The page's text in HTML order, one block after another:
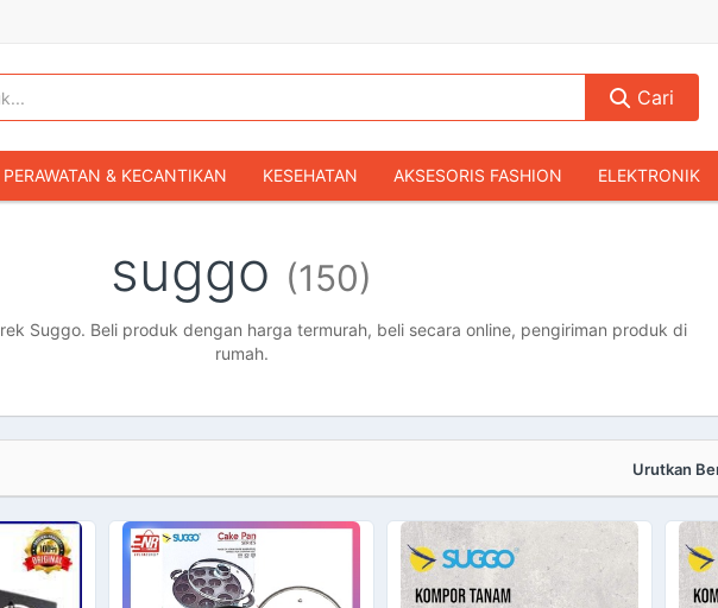
Cari
PERAWATAN & KECANTIKAN KESEHATAN AKSESORIS FASHION ELEKTRONIK
FASHION BAYI & ANAK GAMING & KONSOL
& KOLEKSI MOBIL SEPEDA MOTOR BUKU & MAJALAH KOMPUTER &
suggo (150)
Suggo. Beli produk dengan harga termurah, beli secara online, pengiriman produk di
rumah.
Urutkan